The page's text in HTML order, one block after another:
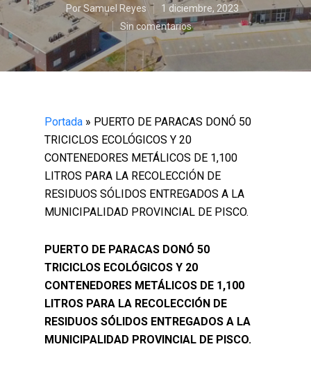
PorSamuel Reyes
1 diciembre, 2023
Sin comentarios
Portada » PUERTO DE PARACAS DONÓ 50
TRICICLOS ECOLÓGICOS Y 20
CONTENEDORES METÁLICOS DE 1,100
LITROS PARA LA RECOLECCIÓN DE
RESIDUOS SÓLIDOS ENTREGADOS A LA
MUNICIPALIDAD PROVINCIAL DE PISCO.
PUERTO DE PARACAS DONÓ 50
TRICICLOS ECOLÓGICOS Y 20
CONTENEDORES METÁLICOS DE 1,100
LITROS PARA LA RECOLECCIÓN DE
RESIDUOS SÓLIDOS ENTREGADOS A LA
MUNICIPALIDAD PROVINCIAL DE PISCO.